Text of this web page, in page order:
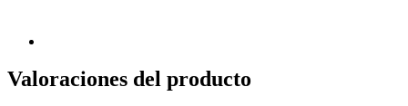
Valoraciones del producto